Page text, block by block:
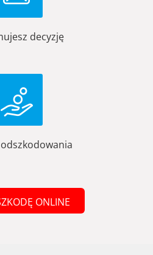
decyzję
odszkodowania
ONLINE